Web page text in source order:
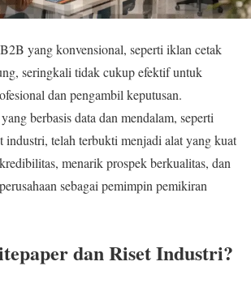
yang konvensional, seperti iklan cetak
seringkali tidak cukup efektif untuk
dan pengambil keputusan.
berbasis data dan mendalam, seperti
industri, telah terbukti menjadi alat yang kuat
menarik prospek berkualitas, dan
sebagai pemimpin pemikiran
dan Riset Industri?